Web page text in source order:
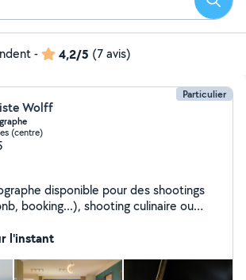
- 4,2/5 (7 avis)
Particulier
Wolff
(centre)
disponible pour des shootings
booking...), shooting culinaire ou
l'instant